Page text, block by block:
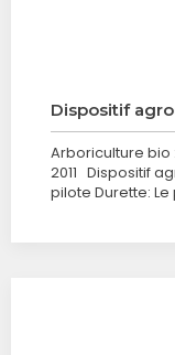
Dispositif
Arboriculture bio
2011 Dispositif
pilote Durette: